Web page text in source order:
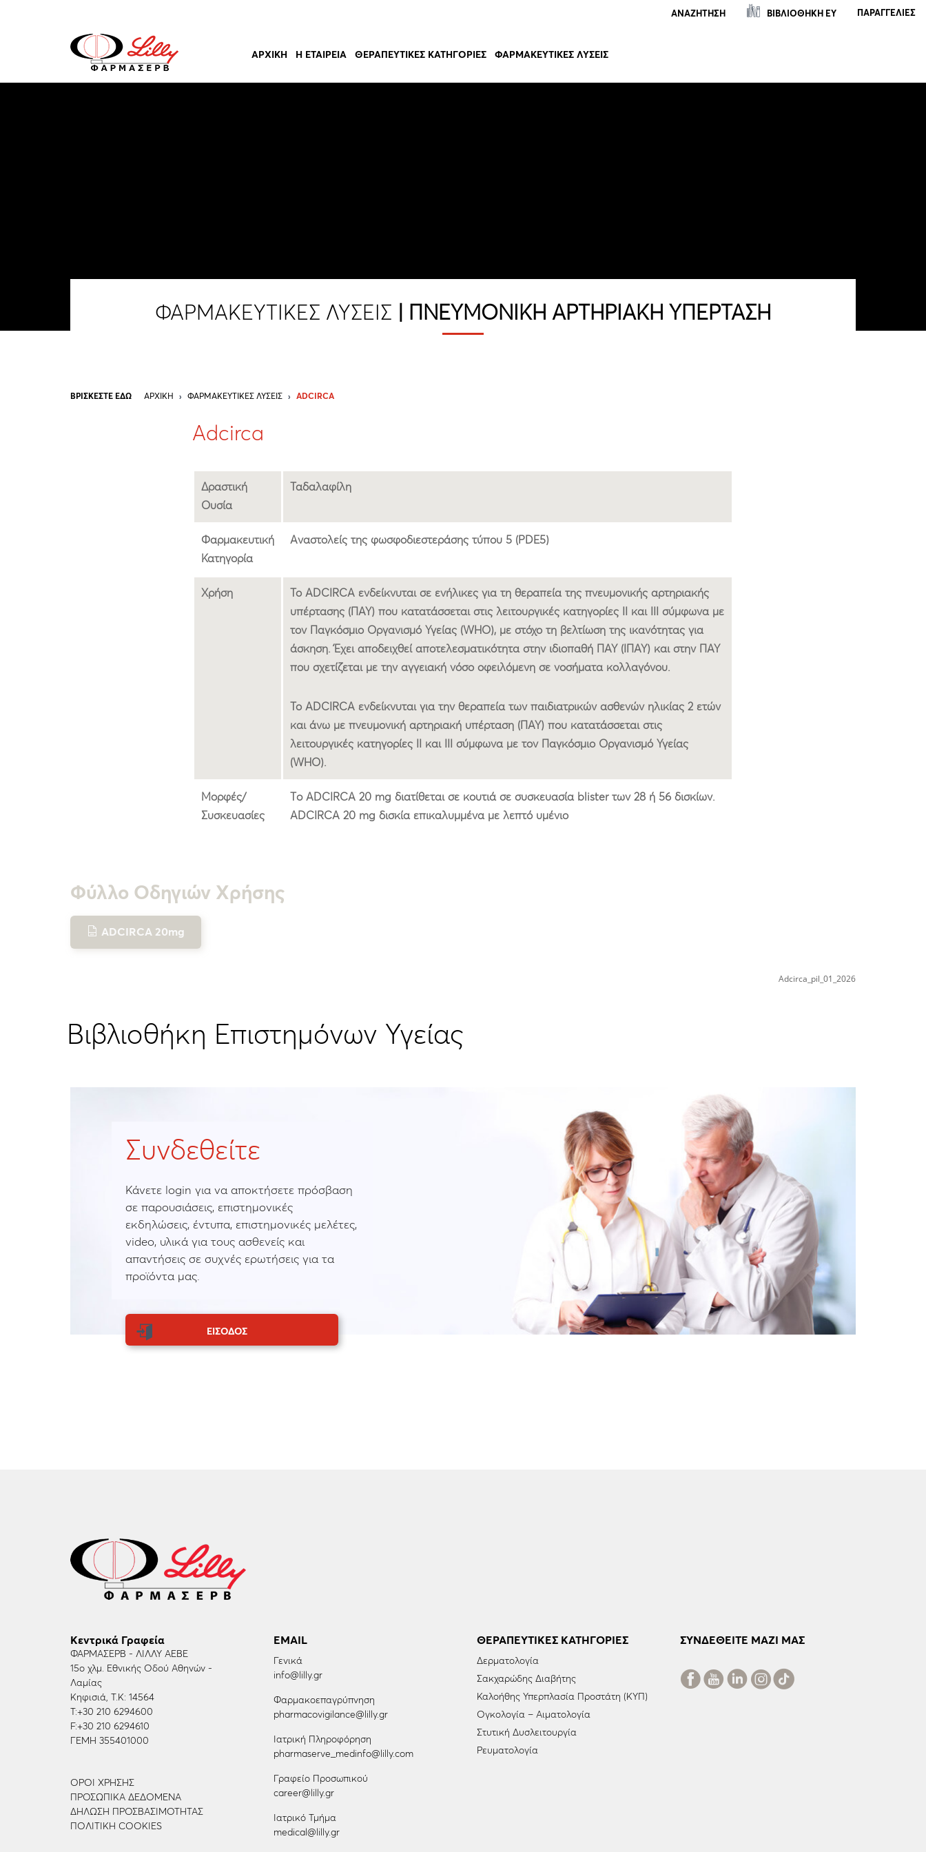
ΠΑΡΑΓΓΕΛΊΕΣ
ΒΙΒΛΙΟΘΗΚΗ ΕΥ
ΑΝΑΖΗΤΗΣΗ
ΑΡΧΙΚΉ Η ΕΤΑΙΡΕΊΑ ΘΕΡΑΠΕΥΤΙΚΈΣ ΚΑΤΗΓΟΡΊΕΣ ΦΑΡΜΑΚΕΥΤΙΚΈΣ ΛΎΣΕΙΣ
ΦΑΡΜΑΚΕΥΤΙΚΈΣ ΛΎΣΕΙΣ | ΠΝΕΥΜΟΝΙΚΉ ΑΡΤΗΡΙΑΚΉ ΥΠΈΡΤΑΣΗ
ΒΡΙΣΚΕΣΤΕ ΕΔΩ ΑΡΧΙΚΉ › ΦΑΡΜΑΚΕΥΤΙΚΈΣ ΛΎΣΕΙΣ › ADCIRCA
Adcirca
Δραστική
Ουσία
Ταδαλαφίλη
Φαρμακευτική
Κατηγορία
Αναστολείς της φωσφοδιεστεράσης τύπου 5 (PDE5)
Χρήση
Το ADCIRCA ενδείκνυται σε ενήλικες για τη θεραπεία της πνευμονικής αρτηριακής
υπέρτασης (ΠΑΥ) που κατατάσσεται στις λειτουργικές κατηγορίες ΙΙ και ΙΙΙ σύμφωνα με
τον Παγκόσμιο Οργανισμό Υγείας (WHO), με στόχο τη βελτίωση της ικανότητας για
άσκηση. Έχει αποδειχθεί αποτελεσματικότητα στην ιδιοπαθή ΠΑΥ (ΙΠΑΥ) και στην ΠΑΥ
που σχετίζεται με την αγγειακή νόσο οφειλόμενη σε νοσήματα κολλαγόνου.
Το ADCIRCA ενδείκνυται για την θεραπεία των παιδιατρικών ασθενών ηλικίας 2 ετών
και άνω με πνευμονική αρτηριακή υπέρταση (ΠΑΥ) που κατατάσσεται στις
λειτουργικές κατηγορίες II και III σύμφωνα με τον Παγκόσμιο Οργανισμό Υγείας
(WHO).
Μορφές/
Συσκευασίες
Τo ADCIRCA 20 mg διατίθεται σε κουτιά σε συσκευασία blister των 28 ή 56 δισκίων.
ADCIRCA 20 mg δισκία επικαλυμμένα με λεπτό υμένιο
Φύλλο Οδηγιών Χρήσης
ADCIRCA 20mg
Adcirca_pil_01_2026
Βιβλιοθήκη Επιστημόνων Υγείας
Συνδεθείτε
Κάνετε login για να αποκτήσετε πρόσβαση
σε παρουσιάσεις, επιστημονικές
εκδηλώσεις, έντυπα, επιστημονικές μελέτες,
video, υλικά για τους ασθενείς και
απαντήσεις σε συχνές ερωτήσεις για τα
προϊόντα μας.
ΕΙΣΟΔΟΣ
Κεντρικά Γραφεία
ΦΑΡΜΑΣΕΡΒ - ΛΙΛΛΥ ΑΕΒΕ
15ο χλμ. Εθνικής Οδού Αθηνών -
Λαμίας
Κηφισιά, Τ.Κ: 14564
Τ:+30 210 6294600
F:+30 210 6294610
ΓΕΜΗ 355401000
ΌΡΟΙ ΧΡΉΣΗΣ
ΠΡΟΣΩΠΙΚΆ ΔΕΔΟΜΈΝΑ
ΔΉΛΩΣΗ ΠΡΟΣΒΑΣΙΜΌΤΗΤΑΣ
ΠΟΛΙΤΙΚΉ COOKIES
EMAIL
Γενικά
info@lilly.gr
Φαρμακοεπαγρύπνηση
pharmacovigilance@lilly.gr
Ιατρική Πληροφόρηση
pharmaserve_medinfo@lilly.com
Γραφείο Προσωπικού
career@lilly.gr
Ιατρικό Τμήμα
medical@lilly.gr
ΘΕΡΑΠΕΥΤΙΚΈΣ ΚΑΤΗΓΟΡΊΕΣ
Δερματολογία
Σακχαρώδης Διαβήτης
Καλοήθης Υπερπλασία Προστάτη (ΚΥΠ)
Ογκολογία – Αιματολογία
Στυτική Δυσλειτουργία
Ρευματολογία
ΣΥΝΔΕΘΕΙΤΕ ΜΑΖΙ ΜΑΣ